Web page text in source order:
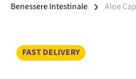
Benessere Intestinale
Aloe
FAST DELIVERY
Main image
Click to view image in